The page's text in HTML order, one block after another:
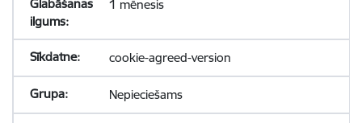
1 mēnesis
cookie-agreed-version
Nepieciešams